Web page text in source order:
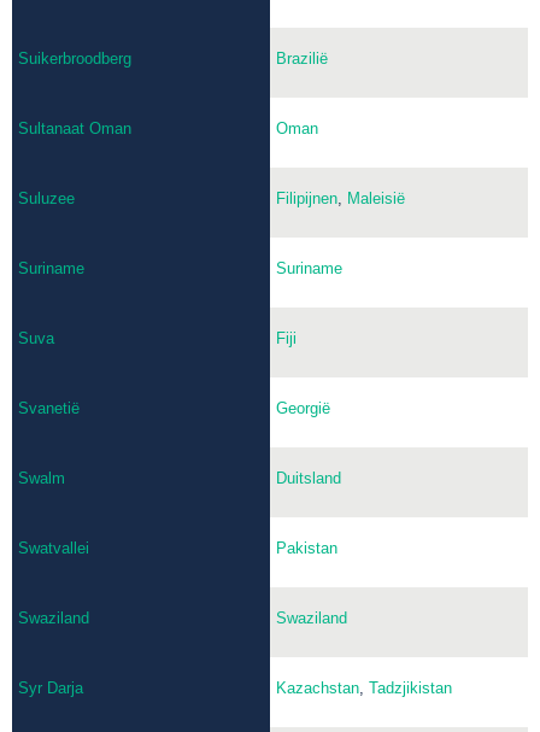
Suikerbroodberg Brazilië
Sultanaat Oman Oman
Suluzee Filipijnen, Maleisië
Suriname Suriname
Suva Fiji
Svanetië Georgië
Swalm Duitsland
Swatvallei Pakistan
Swaziland Swaziland
Syr Darja Kazachstan, Tadzjikistan